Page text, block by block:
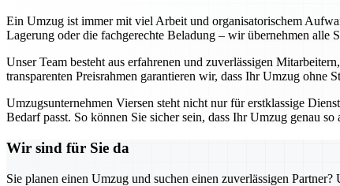
Ein Umzug ist immer mit viel Arbeit und organisatorischem
Lagerung oder die fachgerechte Beladung – wir übernehmen alle
Unser Team besteht aus erfahrenen und zuverlässigen
transparenten Preisrahmen garantieren wir, dass Ihr Umzug ohne
Umzugsunternehmen Viersen steht nicht nur für erstklassige
Bedarf passt. So können Sie sicher sein, dass Ihr Umzug genau
Wir sind für Sie da
Sie planen einen Umzug und suchen einen zuverlässigen